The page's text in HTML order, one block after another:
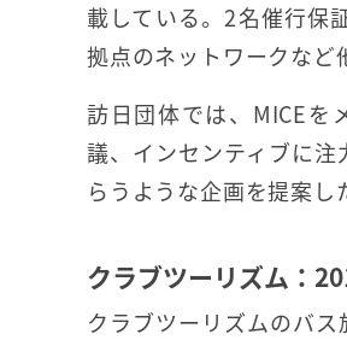
載している。2名催行保
拠点のネットワークなど
訪日団体では、MICEを
議、インセンティブに
らうような企画を提案し
クラブツーリズム：
クラブツーリズムのバ